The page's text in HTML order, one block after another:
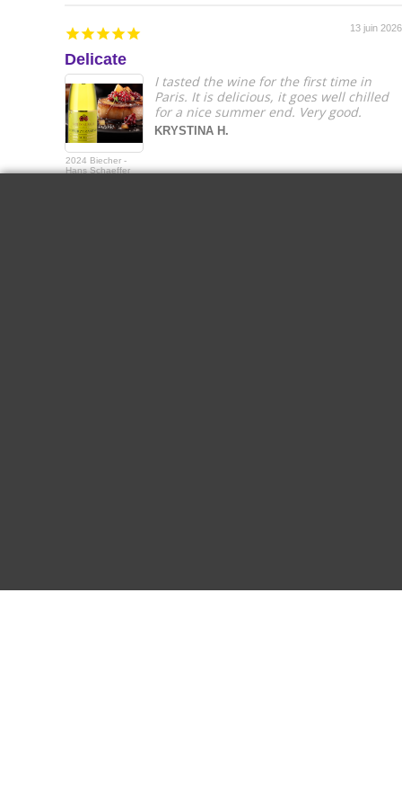
13 juin 2026
Delicate
2024 Biecher -
Hans Schaeffer
I tasted the wine for the first time in
Paris. It is delicious, it goes well chilled
for a nice summer end. Very good.
KRYSTINA H.